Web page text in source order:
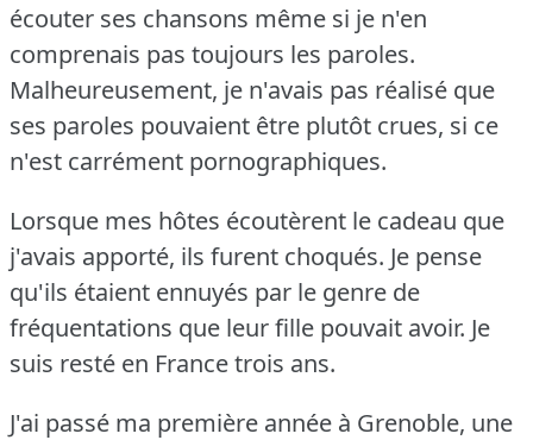
écouter ses chansons même si je n'en
comprenais pas toujours les paroles.
Malheureusement, je n'avais pas réalisé que
ses paroles pouvaient être plutôt crues, si ce
n'est carrément pornographiques.
Lorsque mes hôtes écoutèrent le cadeau que
j'avais apporté, ils furent choqués. Je pense
qu'ils étaient ennuyés par le genre de
fréquentations que leur fille pouvait avoir. Je
suis resté en France trois ans.
J'ai passé ma première année à Grenoble, une